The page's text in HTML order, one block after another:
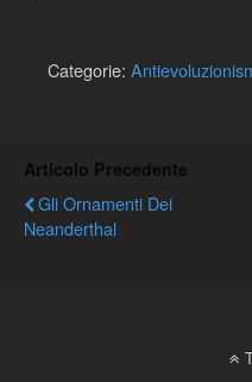
Categorie:
Articolo Precedente
Gli Ornamenti Dei
Neanderthal